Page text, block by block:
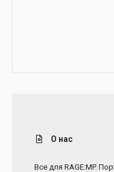
О нас
Все для RAGE:MP.